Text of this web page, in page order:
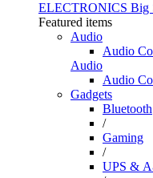
ELECTRONICS Big
Featured items
Audio
Audio
Audio
Audio
Gadgets
Bluetooth
/
Gaming
/
UPS &